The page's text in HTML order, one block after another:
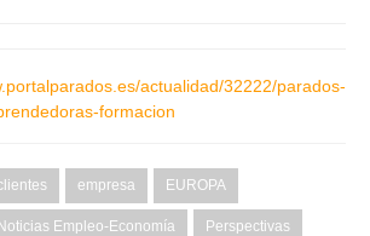
actualidad/32222/parados-
formacion
empresa EUROPA
Empleo-Economía Perspectivas